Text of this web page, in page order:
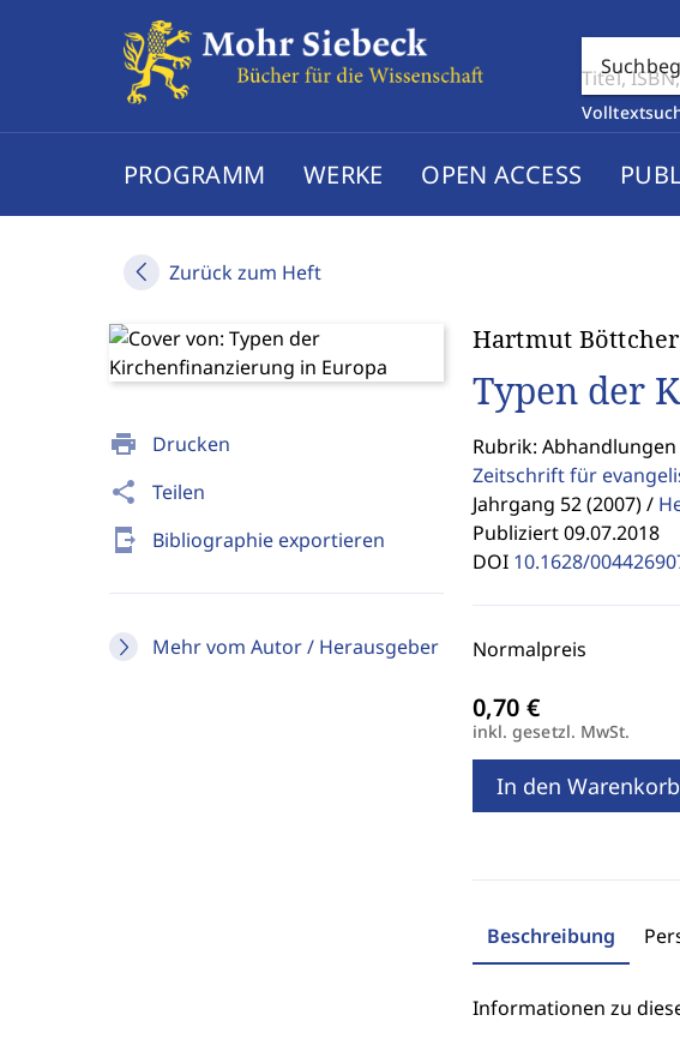
PROGRAMM WERKE OPEN ACCESS
Zurück zum Heft
print Drucken
share Teilen
send_to_mobile Bibliographie exportieren
Mehr vom Autor / Herausgeber
Hartmut Böttcher
Typen der
Rubrik: Abhandlungen
Zeitschrift für
Jahrgang 52 (2007) /
Publiziert 09.07.2018
DOI 10.1628/
Normalpreis
inkl. gesetzl. MwSt.
In den Warenkorb
Beschreibung
Informationen zu